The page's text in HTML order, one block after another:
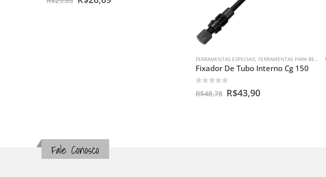
FERRAMENTAS ESPECIAIS, FERRAMENTAS PARA BENGALAS
Fixador De Tubo Interno Cg 150
R$48,78 R$43,90
Fale Conosco